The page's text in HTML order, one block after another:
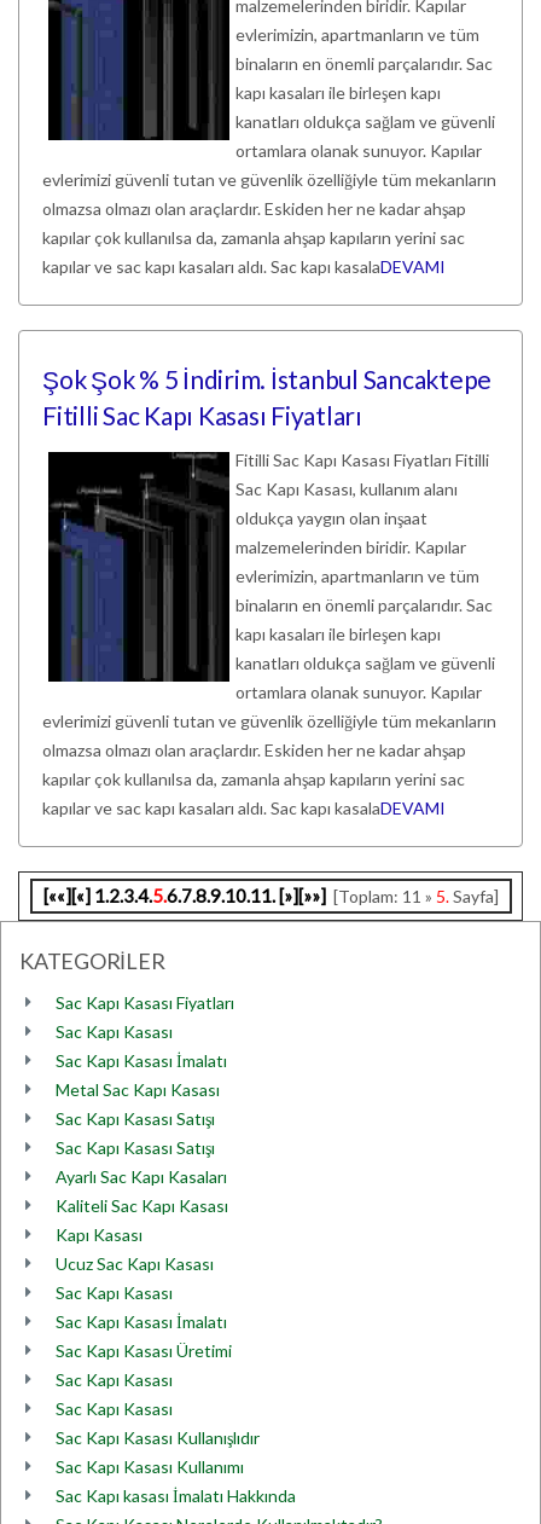
malzemelerinden biridir. Kapılar
evlerimizin, apartmanların ve tüm
binaların en önemli parçalarıdır. Sac
kapı kasaları ile birleşen kapı
kanatları oldukça sağlam ve güvenli
ortamlara olanak sunuyor. Kapılar
evlerimizi güvenli tutan ve güvenlik özelliğiyle tüm mekanların
olmazsa olmazı olan araçlardır. Eskiden her ne kadar ahşap
kapılar çok kullanılsa da, zamanla ahşap kapıların yerini sac
kapılar ve sac kapı kasaları aldı. Sac kapı kasalaDEVAMI
Şok Şok % 5 İndirim. İstanbul Sancaktepe
Fitilli Sac Kapı Kasası Fiyatları
Fitilli Sac Kapı Kasası Fiyatları Fitilli
Sac Kapı Kasası, kullanım alanı
oldukça yaygın olan inşaat
malzemelerinden biridir. Kapılar
evlerimizin, apartmanların ve tüm
binaların en önemli parçalarıdır. Sac
kapı kasaları ile birleşen kapı
kanatları oldukça sağlam ve güvenli
ortamlara olanak sunuyor. Kapılar
evlerimizi güvenli tutan ve güvenlik özelliğiyle tüm mekanların
olmazsa olmazı olan araçlardır. Eskiden her ne kadar ahşap
kapılar çok kullanılsa da, zamanla ahşap kapıların yerini sac
kapılar ve sac kapı kasaları aldı. Sac kapı kasalaDEVAMI
[««][«] 1.2.3.4.5.6.7.8.9.10.11.[»][»»] [Toplam: 11 » 5.Sayfa]
KATEGORİLER
Sac Kapı Kasası Fiyatları
Sac Kapı Kasası
Sac Kapı Kasası İmalatı
Metal Sac Kapı Kasası
Sac Kapı Kasası Satışı
Sac Kapı Kasası Satışı
Ayarlı Sac Kapı Kasaları
Kaliteli Sac Kapı Kasası
Kapı Kasası
Ucuz Sac Kapı Kasası
Sac Kapı Kasası
Sac Kapı Kasası İmalatı
Sac Kapı Kasası Üretimi
Sac Kapı Kasası
Sac Kapı Kasası
Sac Kapı Kasası Kullanışlıdır
Sac Kapı Kasası Kullanımı
Sac Kapı kasası İmalatı Hakkında